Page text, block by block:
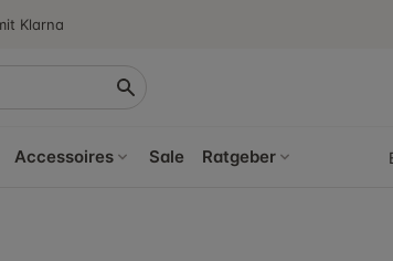
Klarna
Accessoires Sale Ratgeber